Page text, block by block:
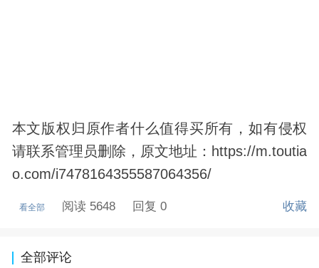
本文版权归原作者什么值得买所有，如有侵权
请联系管理员删除，原文地址：https://m.toutia
o.com/i7478164355587064356/
看全部 阅读 5648 回复 0 收藏
全部评论